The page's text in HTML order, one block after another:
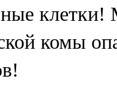
клетки!
комы